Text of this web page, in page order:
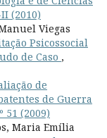
(2010)
Viegas
Psicossocial
de Caso ,
de
de Guerra
51 (2009)
Maria Emília